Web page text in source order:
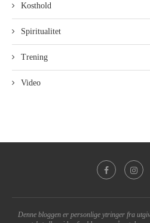
Kosthold
Spiritualitet
Trening
Video
Denne bloggen er personlige ytringer fra